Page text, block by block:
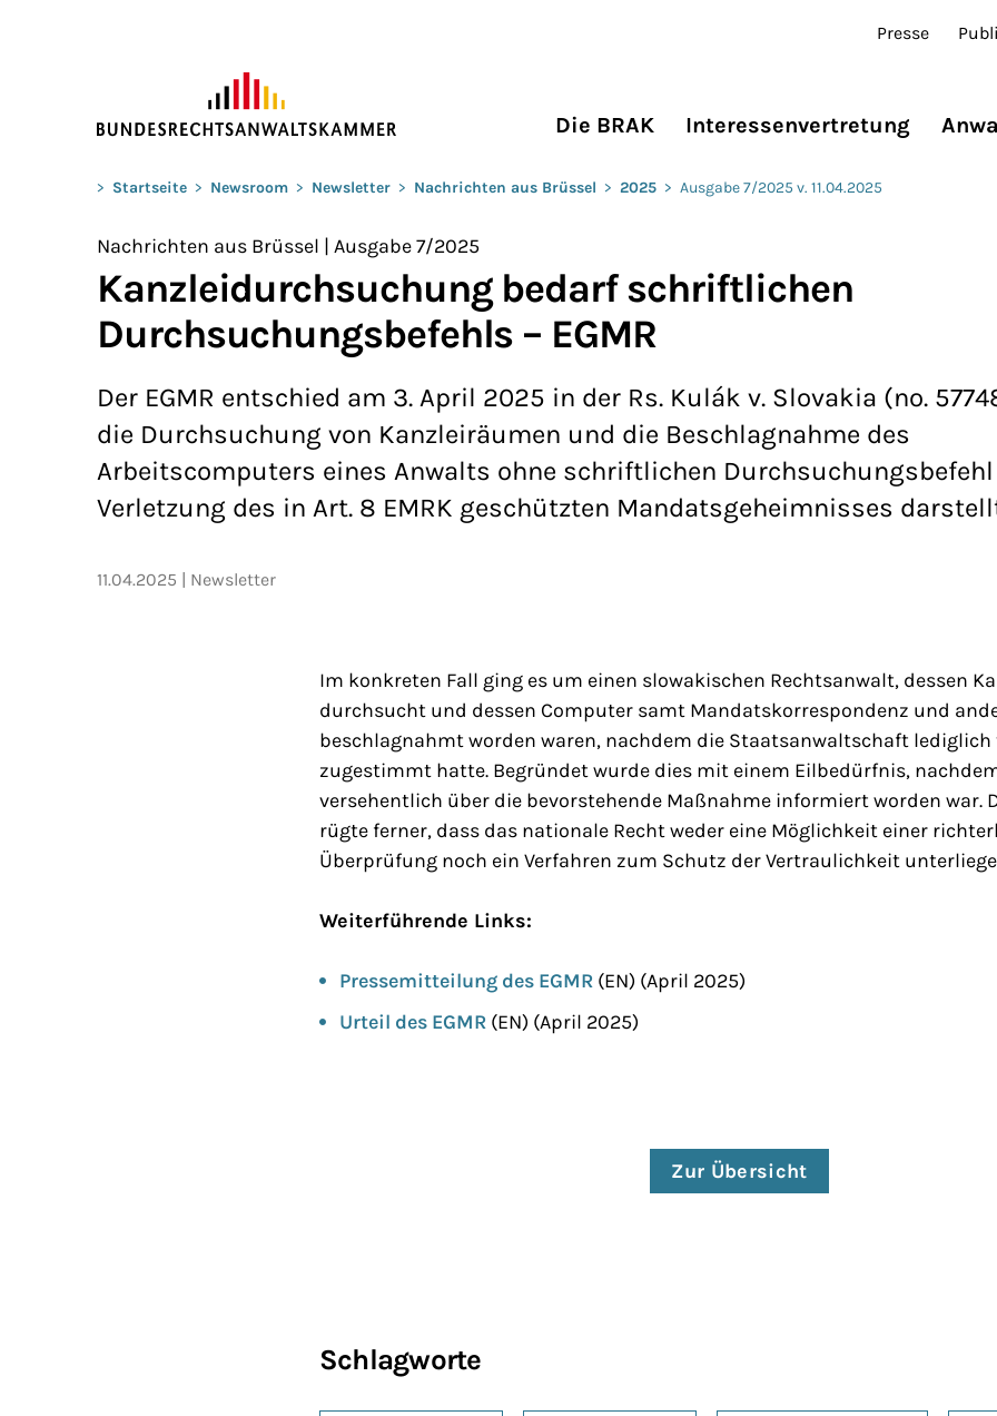
Presse
Die BRAK Interessenvertretung
Sie befinden sich hier:
> Startseite > Newsroom > Newsletter > Nachrichten aus Brüssel > 2025 > Ausgabe 7/2025 v. 11.04.2025
Nachrichten aus Brüssel | Ausgabe 7/2025
Kanzleidurchsuchung bedarf schriftlichen
Durchsuchungsbefehls – EGMR
Der EGMR entschied am 3. April 2025 in der Rs. Kulák v. Slovakia (no.
die Durchsuchung von Kanzleiräumen und die Beschlagnahme des
Arbeitscomputers eines Anwalts ohne schriftlichen
Verletzung des in Art. 8 EMRK geschützten Mandatsgeheimnisses
11.04.2025 Newsletter
Im konkreten Fall ging es um einen slowakischen Rechtsanwalt, dessen
durchsucht und dessen Computer samt Mandatskorrespondenz und
beschlagnahmt worden waren, nachdem die Staatsanwaltschaft
zugestimmt hatte. Begründet wurde dies mit einem Eilbedürfnis,
versehentlich über die bevorstehende Maßnahme informiert worden war.
rügte ferner, dass das nationale Recht weder eine Möglichkeit einer
Überprüfung noch ein Verfahren zum Schutz der Vertraulichkeit
Weiterführende Links:
Pressemitteilung des EGMR (EN) (April 2025)
Urteil des EGMR (EN) (April 2025)
Zur Übersicht
Schlagworte